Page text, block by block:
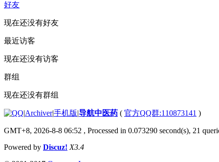
好友
现在还没有好友
最近访客
现在还没有访客
群组
现在还没有群组
|Archiver|手机版|导航中医药 ( 官方QQ群:110873141 )
GMT+8, 2026-8-8 06:52 , Processed in 0.073290 second(s), 21
Powered by Discuz! X3.4